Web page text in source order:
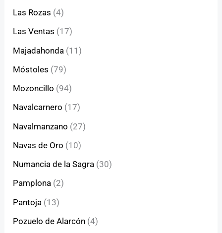
Las Rozas (4)
Las Ventas (17)
Majadahonda (11)
Móstoles (79)
Mozoncillo (94)
Navalcarnero (17)
Navalmanzano (27)
Navas de Oro (10)
Numancia de la Sagra (30)
Pamplona (2)
Pantoja (13)
Pozuelo de Alarcón (4)